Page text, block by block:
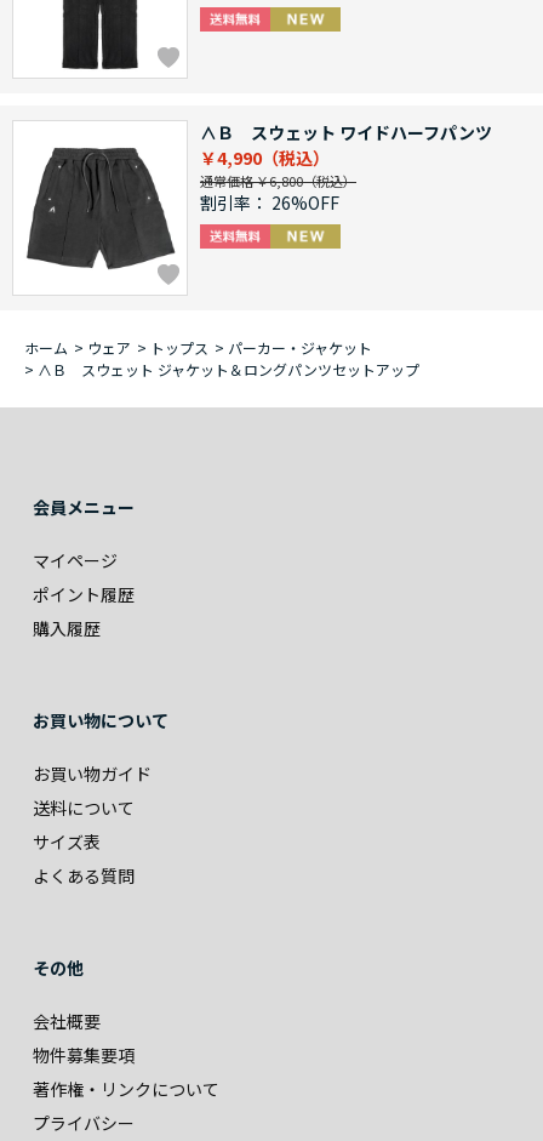
∧Ｂ スウェット ワイドハーフパンツ
￥4,990
通常価格 ￥6,800
割引率： 26%OFF
ホーム > ウェア > トップス > パーカー・ジャケット
> ∧Ｂ スウェット ジャケット＆ロングパンツセットアップ
会員メニュー
マイページ
ポイント履歴
購入履歴
お買い物について
お買い物ガイド
送料について
サイズ表
よくある質問
その他
会社概要
物件募集要項
著作権・リンクについて
プライバシー